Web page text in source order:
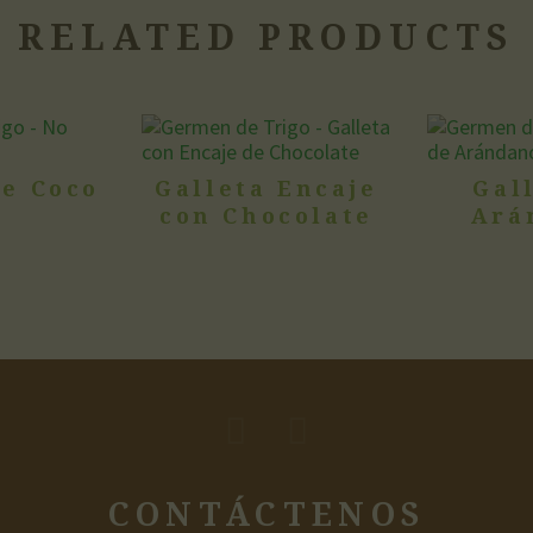
RELATED PRODUCTS
Coco
Galleta Encaje
con Chocolate
CONTÁCTENOS